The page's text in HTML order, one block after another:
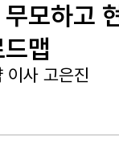
모하고
맵
이사 고은진